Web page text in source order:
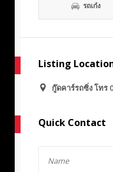
รถเก๋ง
Listing
กู๊ดคาร์รถซิ่ง โทร
Quick Contact